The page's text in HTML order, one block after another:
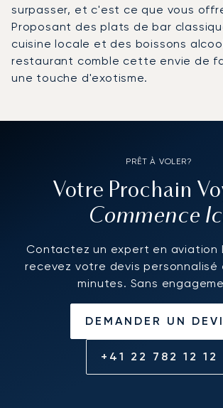
surpasser, et c'est ce que vous
Proposant des plats de bar
cuisine locale et des boissons
restaurant comble cette envie de
une touche d'exotisme.
PRÊT À VOLER?
Votre Prochain
Commence
Contactez un expert en aviation
recevez votre devis personnalisé
minutes. Sans
DEMANDER UN
+41 22 782 12 12